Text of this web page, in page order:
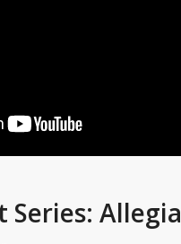
Series: